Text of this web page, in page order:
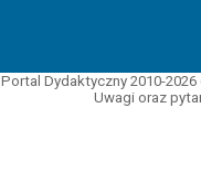
Portal Dydaktyczny 2010-
Uwagi oraz